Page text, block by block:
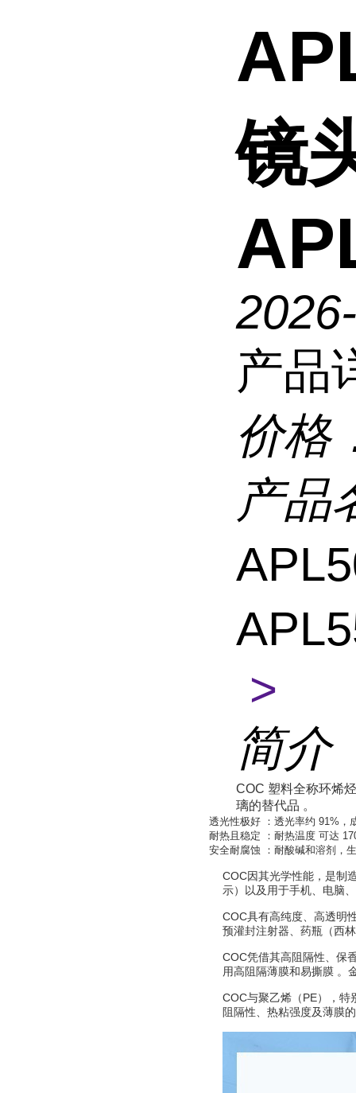
镜
产品
价格
产品
>
简介
COC 塑料全称环烯
璃的替代品 。
透光性极好 ：透光率约 91%，
耐热且稳定 ：耐热温度 可达
安全耐腐蚀 ：耐酸碱和溶剂，
COC因其光学性能，是制
示）以及用于手机、电脑
COC具有高纯度、高透明
预灌封注射器、药瓶（西
COC凭借其高阻隔性、保
用高阻隔薄膜和易撕膜 。
COC与聚乙烯（PE），特
阻隔性、热粘强度及薄膜